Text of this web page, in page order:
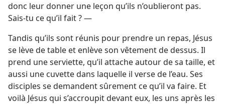
donc leur donner une leçon qu’ils n’oublieront pas.
Sais-​tu ce qu’il fait ? —
Tandis qu’ils sont réunis pour prendre un repas, Jésus
se lève de table et enlève son vêtement de dessus. Il
prend une serviette, qu’il attache autour de sa taille, et
aussi une cuvette dans laquelle il verse de l’eau. Ses
disciples se demandent sûrement ce qu’il va faire. Et
voilà Jésus qui s’accroupit devant eux, les uns après les